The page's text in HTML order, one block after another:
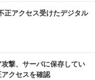
正アクセス受けたデジタル
撃、サーバに保存してい
クセスを確認